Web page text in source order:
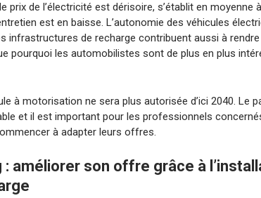
prix de l’électricité est dérisoire, s’établit en moyenne
est en baisse. L’autonomie des véhicules
infrastructures de recharge contribuent aussi à rendre
pourquoi les automobilistes sont de plus en plus
à motorisation ne sera plus autorisée d’ici 2040. Le
et il est important pour les professionnels
à adapter leurs offres.
améliorer son offre grâce à